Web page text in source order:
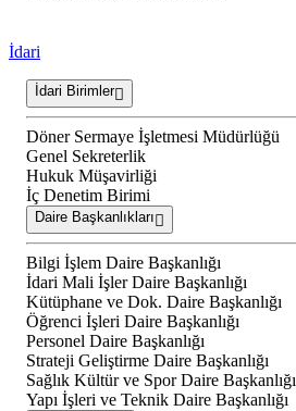
İdari
İdari Birimler
Döner Sermaye İşletmesi Müdürlüğü
Genel Sekreterlik
Hukuk Müşavirliği
İç Denetim Birimi
Daire Başkanlıkları
Bilgi İşlem Daire Başkanlığı
İdari Mali İşler Daire Başkanlığı
Kütüphane ve Dok. Daire Başkanlığı
Öğrenci İşleri Daire Başkanlığı
Personel Daire Başkanlığı
Strateji Geliştirme Daire Başkanlığı
Sağlık Kültür ve Spor Daire Başkanlığı
Yapı İşleri ve Teknik Daire Başkanlığı